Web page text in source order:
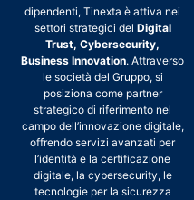
dipendenti, Tinexta è attiva nei
settori strategici del Digital
Trust, Cybersecurity,
Business Innovation. Attraverso
le società del Gruppo, si
posiziona come partner
strategico di riferimento nel
campo dell’innovazione digitale,
offrendo servizi avanzati per
l’identità e la certificazione
digitale, la cybersecurity, le
tecnologie per la sicurezza